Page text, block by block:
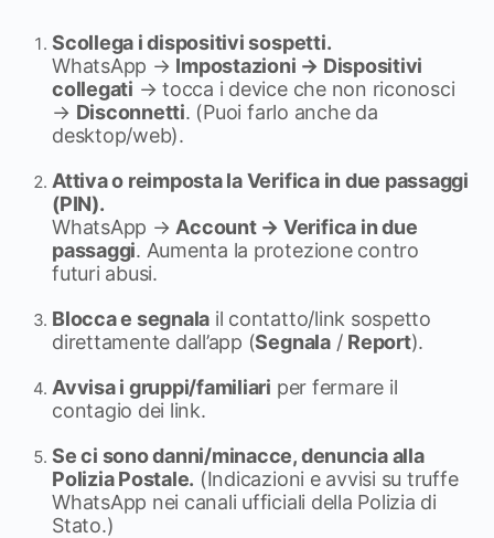
Scollega i dispositivi sospetti.
WhatsApp → Impostazioni → Dispositivi
collegati → tocca i device che non riconosci
→ Disconnetti. (Puoi farlo anche da
desktop/web).
Attiva o reimposta la Verifica in due passaggi
(PIN).
WhatsApp → Account → Verifica in due
passaggi. Aumenta la protezione contro
futuri abusi.
Blocca e segnala il contatto/link sospetto
direttamente dall’app (Segnala/ Report).
Avvisa i gruppi/familiari per fermare il
contagio dei link.
Se ci sono danni/minacce, denuncia alla
Polizia Postale. (Indicazioni e avvisi su truffe
WhatsApp nei canali ufficiali della Polizia di
Stato.)